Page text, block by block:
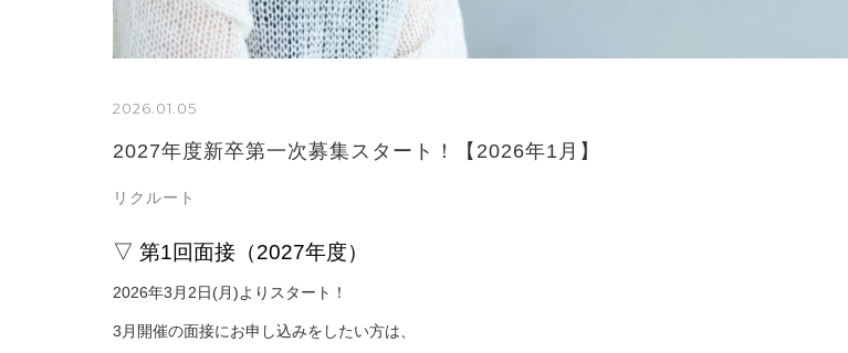
2026.01.05
2027年度新卒第一次募集スタート！【2026年1月】
リクルート
▽ 第1回面接（2027年度）
2026年3月2日(月)よりスタート！
3月開催の面接にお申し込みをしたい方は、